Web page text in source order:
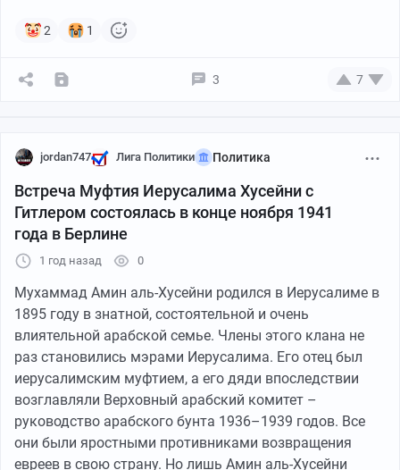
обнаружили в городе... десятки тысяч немецких детей-
лет. Их родители либо бежали из города при массовом
союзной авиацией и уличных боёв: ведь отцы сирот
что же делать с толпами малышей и подростков?
Часть «немчиков» (не менее 20 000) вскоре оказалась
на воспитании у крестьян Литовской ССР, другая
часть — в государственных детдомах, а вот
остальные... Согласно изданной в ФРГ книге «Забытое
поколение», из остававшихся в Калининграде к 1947
году 4 700 немецких сирот большинство были
усыновлены семьями советских переселенцев — хотя
документы об этом не находятся в открытом доступе.
«Русские относились лучше»
В 1951 году последних немецких жителей
2 1
3 7
jordan747 Лига Политики Политика
Встреча Муфтия Иерусалима Хусейни с
Гитлером состоялась в конце ноября 1941
года в Берлине
1 год назад 0
Мухаммад Амин аль-Хусейни родился в Иерусалиме в
1895 году в знатной, состоятельной и очень
влиятельной арабской семье. Члены этого клана не
раз становились мэрами Иерусалима. Его отец был
иерусалимским муфтием, а его дяди впоследствии
возглавляли Верховный арабский комитет –
руководство арабского бунта 1936–1939 годов. Все
они были яростными противниками возвращения
евреев в свою страну. Но лишь Амин аль-Хусейни